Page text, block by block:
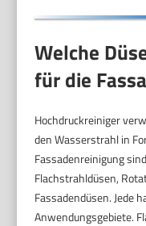
Welche
für die
Hochdruckreiniger
den Wasserstrahl in
Fassadenreinigung
Flachstrahldüsen,
Fassadendüsen. Jede
Anwendungsgebiete.